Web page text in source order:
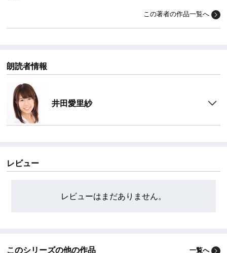
この著者の作品一覧へ
朗読者情報
井田愛里紗
レビュー
レビューはまだありません。
このシリーズの他の作品 一覧へ